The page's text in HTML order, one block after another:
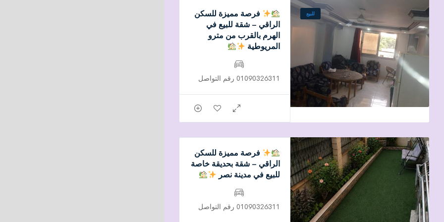
للبيع
فرصة مميزة للسكن
الراقي – شقة للبيع في
الهرم بالقرب من مترو
المريوطية
01090326311 رقم التواصل
فرصة مميزة للسكن
الراقي – شقة بحديقة خاصة
للبيع في مدينة نصر
01090326311 رقم التواصل